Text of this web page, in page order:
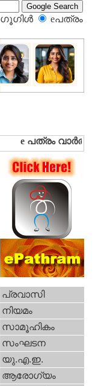
ഗൂഗിള്‍ eപത്രം‍
പ്രവാസി
നിയമം
സാമൂഹികം
സംഘടന
യു.എ.ഇ.
ആരോഗ്യം